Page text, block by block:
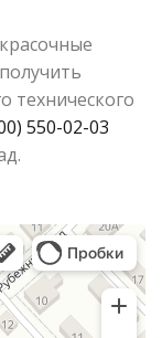
технического
550-02-03